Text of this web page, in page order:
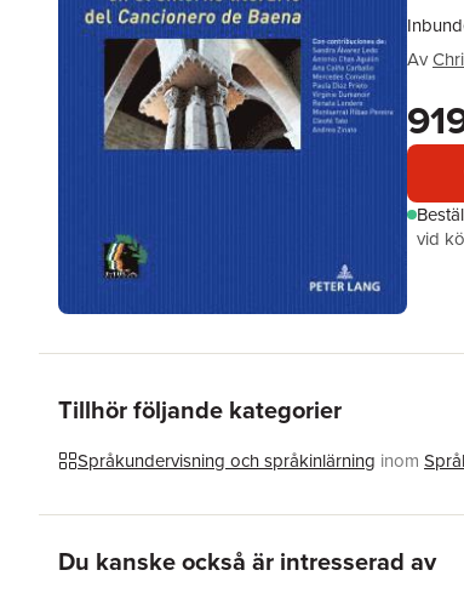
Av
vid
Tillhör följande kategorier
Språkundervisning och språkinlärning inom
Du kanske också är intresserad av